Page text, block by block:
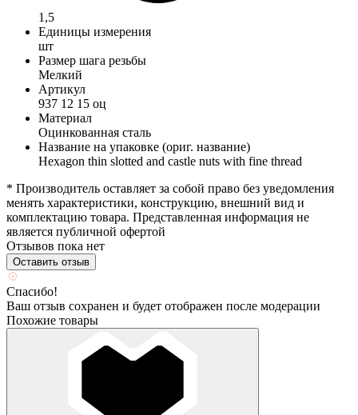
1,5
Единицы измерения
шт
Размер шага резьбы
Мелкий
Артикул
937 12 15 оц
Материал
Оцинкованная сталь
Название на упаковке (ориг. название)
Hexagon thin slotted and castle nuts with fine thread
* Производитель оставляет за собой право без уведомления
менять характеристики, конструкцию, внешний вид и
комплектацию товара. Представленная информация не
является публичной офертой
Отзывов пока нет
Оставить отзыв
Спасибо!
Ваш отзыв сохранен и будет отображен после модерации
Похожие товары